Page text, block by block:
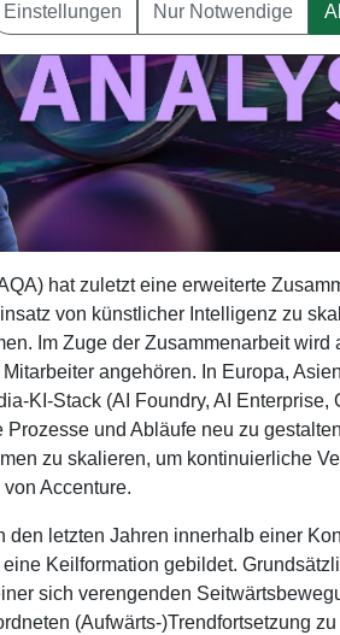
hat zuletzt eine erweiterte
von künstlicher Intelligenz zu
Im Zuge der Zusammenarbeit
angehören. In Europa,
KI-Stack (AI Foundry, AI Enterprise,
und Abläufe neu zu
zu skalieren, um kontinuierliche
Accenture.
letzten Jahren innerhalb einer
Keilformation gebildet.
sich verengenden
(Aufwärts-)Trendfortsetzung
Einstellungen Nur Notwendige